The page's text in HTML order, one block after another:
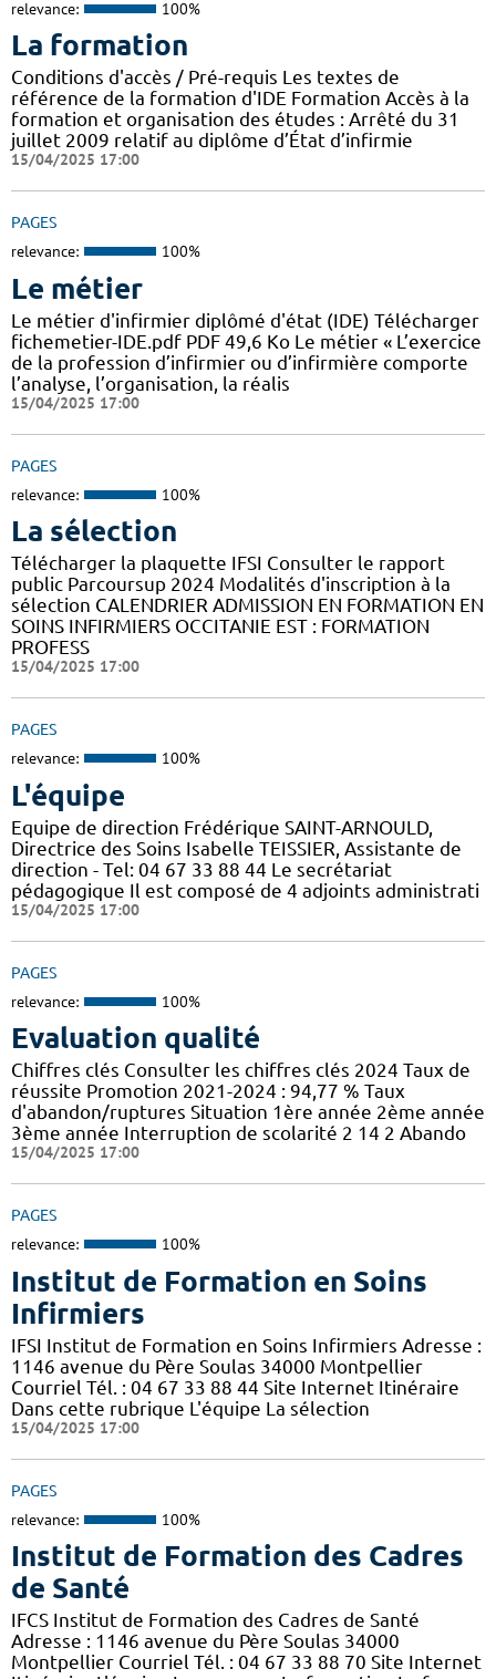
relevance: 100%
La formation
Conditions d'accès / Pré-requis Les textes de
référence de la formation d'IDE Formation Accès à la
formation et organisation des études : Arrêté du 31
juillet 2009 relatif au diplôme d’État d’infirmie
15/04/2025 17:00
PAGES
relevance: 100%
Le métier
Le métier d'infirmier diplômé d'état (IDE) Télécharger
fichemetier-IDE.pdf PDF 49,6 Ko Le métier « L’exercice
de la profession d’infirmier ou d’infirmière comporte
l’analyse, l’organisation, la réalis
15/04/2025 17:00
PAGES
relevance: 100%
La sélection
Télécharger la plaquette IFSI Consulter le rapport
public Parcoursup 2024 Modalités d'inscription à la
sélection CALENDRIER ADMISSION EN FORMATION EN
SOINS INFIRMIERS OCCITANIE EST : FORMATION
PROFESS
15/04/2025 17:00
PAGES
relevance: 100%
L'équipe
Equipe de direction Frédérique SAINT-ARNOULD,
Directrice des Soins Isabelle TEISSIER, Assistante de
direction - Tel: 04 67 33 88 44 Le secrétariat
pédagogique Il est composé de 4 adjoints administrati
15/04/2025 17:00
PAGES
relevance: 100%
Evaluation qualité
Chiffres clés Consulter les chiffres clés 2024 Taux de
réussite Promotion 2021-2024 : 94,77 % Taux
d'abandon/ruptures Situation 1ère année 2ème année
3ème année Interruption de scolarité 2 14 2 Abando
15/04/2025 17:00
PAGES
relevance: 100%
Institut de Formation en Soins
Infirmiers
IFSI Institut de Formation en Soins Infirmiers Adresse :
1146 avenue du Père Soulas 34000 Montpellier
Courriel Tél. : 04 67 33 88 44 Site Internet Itinéraire
Dans cette rubrique L'équipe La sélection
15/04/2025 17:00
PAGES
relevance: 100%
Institut de Formation des Cadres
de Santé
IFCS Institut de Formation des Cadres de Santé
Adresse : 1146 avenue du Père Soulas 34000
Montpellier Courriel Tél. : 04 67 33 88 70 Site Internet